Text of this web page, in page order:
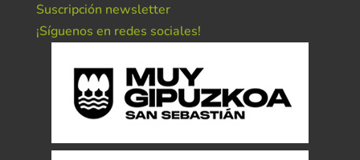
Suscripción newsletter
¡Síguenos en redes sociales!